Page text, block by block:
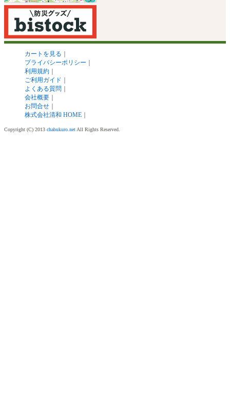
カートを見る ｜
プライバシーポリシー ｜
利用規約 ｜
ご利用ガイド ｜
よくある質問 ｜
会社概要 ｜
お問合せ ｜
株式会社清和 HOME ｜
Copyright (C) 2013 chabukuro.net All Rights Reserved.